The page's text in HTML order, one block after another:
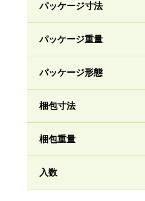
パッケージ寸法
パッケージ重量
パッケージ形態
梱包寸法
梱包重量
入数